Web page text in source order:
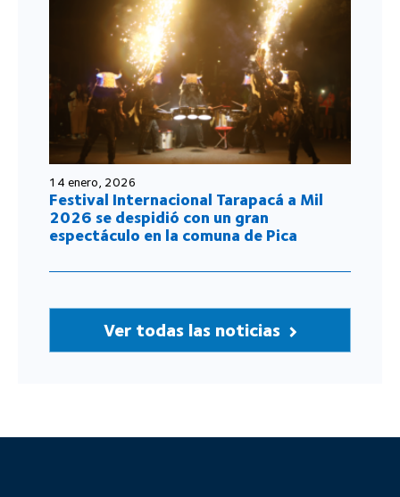
14 enero, 2026
Festival Internacional Tarapacá a Mil
2026 se despidió con un gran
espectáculo en la comuna de Pica
Ver todas las noticias